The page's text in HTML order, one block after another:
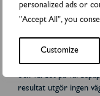
personalized ads or
"Accept All", you
Customize
rekommendation för
Riktade
investerare bör
utvärdering av
detta meddelande
och värdet på
resultat utgör ingen